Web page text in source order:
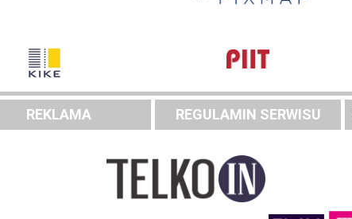
REKLAMA REGULAMIN SERWISU